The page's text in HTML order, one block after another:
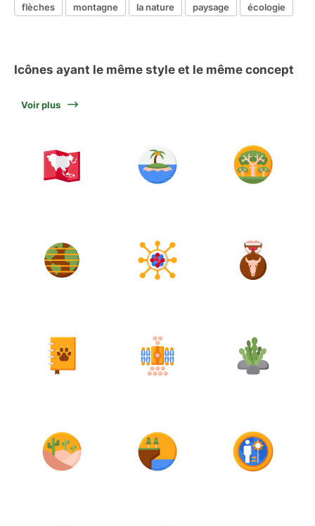
flèches montagne la nature paysage écologie
Icônes ayant le même style et le même concept
Voir plus